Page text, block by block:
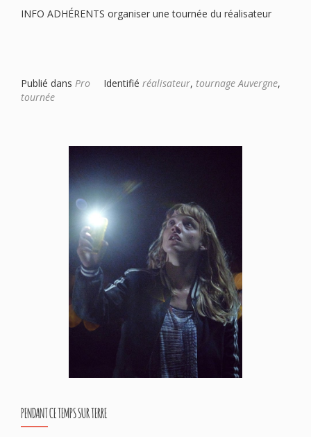
INFO ADHÉRENTS organiser une tournée du réalisateur
Publié dans Pro Identifié réalisateur, tournage Auvergne,
tournée
PENDANT CE TEMPS SUR TERRE